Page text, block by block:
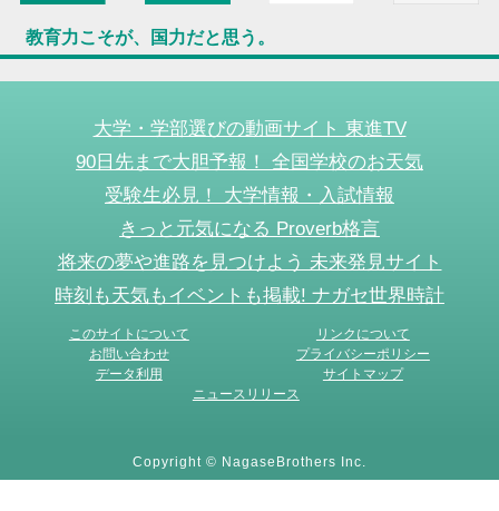
教育力こそが、国力だと思う。
大学・学部選びの動画サイト 東進TV
90日先まで大胆予報！ 全国学校のお天気
受験生必見！ 大学情報・入試情報
きっと元気になる Proverb格言
将来の夢や進路を見つけよう 未来発見サイト
時刻も天気もイベントも掲載! ナガセ世界時計
このサイトについて
リンクについて
お問い合わせ
プライバシーポリシー
データ利用
サイトマップ
ニュースリリース
Copyright © NagaseBrothers Inc.